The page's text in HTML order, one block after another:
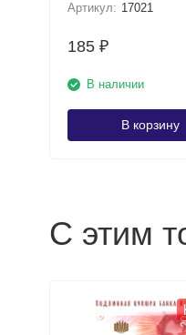
Артикул: 17021
185 ₽
В наличии
В корзину
С этим